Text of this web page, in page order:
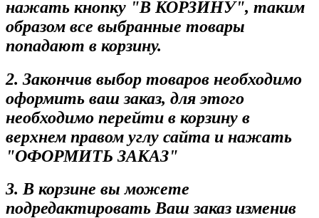
нажать кнопку "В КОРЗИНУ", таким
образом все выбранные товары
попадают в корзину.
2. Закончив выбор товаров необходимо
оформить ваш заказ, для этого
необходимо перейти в корзину в
верхнем правом углу сайта и нажать
"ОФОРМИТЬ ЗАКАЗ"
3. В корзине вы можете
подредактировать Ваш заказ изменив